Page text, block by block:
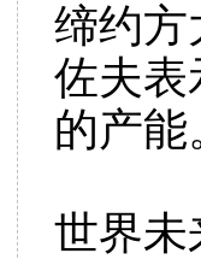
缔约方
佐夫表
的产能
世界未